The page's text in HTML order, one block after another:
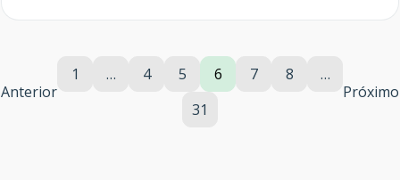
Anterior
1 … 4 5 6 7 8
…
31
Próximo